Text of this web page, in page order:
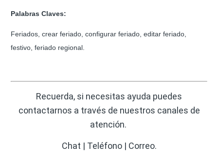
Palabras Claves:
Feriados, crear feriado, configurar feriado, editar feriado,
festivo, feriado regional.
Recuerda, si necesitas ayuda puedes
contactarnos a través de nuestros canales de
atención.
Chat | Teléfono | Correo.